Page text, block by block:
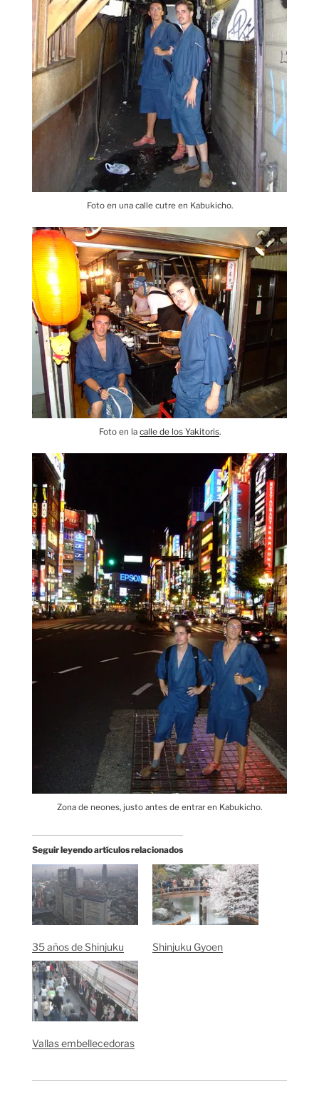
Foto en una calle cutre en Kabukicho.
Foto en la calle de los Yakitoris.
Zona de neones, justo antes de entrar en Kabukicho.
Seguir leyendo artículos relacionados
35 años de Shinjuku Shinjuku Gyoen
Vallas embellecedoras